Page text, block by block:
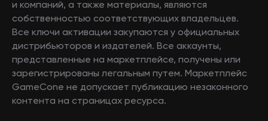
и компаний, а также материалы, являются
собственностью соответствующих владельцев.
Все ключи активации закупаются у официальных
дистрибьюторов и издателей. Все аккаунты,
представленные на маркетплейсе, получены или
зарегистрированы легальным путем. Маркетплейс
GameCone не допускает публикацию незаконного
контента на страницах ресурса.